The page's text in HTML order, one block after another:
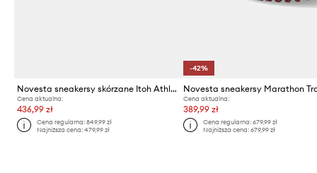
Novesta sneakersy skórzane Itoh Athletic
Cena aktualna:
436,99 zł
Cena regularna:849,99 zł
Najniższa cena:479,99 zł
-42%
Novesta sneakersy Marathon
Cena aktualna:
389,99 zł
Cena regularna: 679,99 zł
Najniższa cena: 679,99 zł